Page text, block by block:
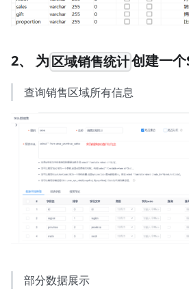
2、 为 区域销售统计创建一
查询销售区域所有信息
部分数据展示